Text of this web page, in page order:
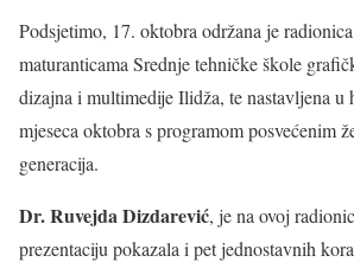
Podsjetimo, 17. oktobra održana je
maturanticama Srednje tehničke škole
dizajna i multimedije Ilidža, te nastavljena
mjeseca oktobra s programom posvećenim
generacija.
Dr. Ruvejda Dizdarević, je na ovoj
prezentaciju pokazala i pet jednostavnih